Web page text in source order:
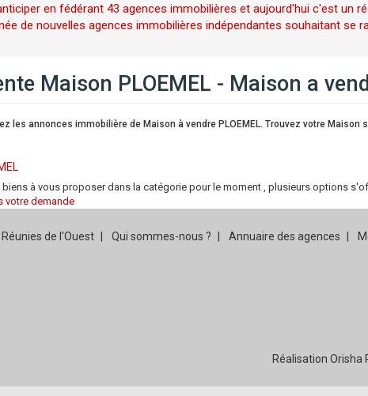
en fédérant 43 agences immobilières et aujourd'hui c'est un
de nouvelles agences immobilières indépendantes souhaitant se
Maison PLOEMEL - Maison a
les annonces immobilière de Maison à vendre PLOEMEL. Trouvez votre Maison
à vous proposer dans la catégorie pour le moment , plusieurs options
votre demande
de l'Ouest Qui sommes-nous ? Annuaire des agences
Réalisation Orisha